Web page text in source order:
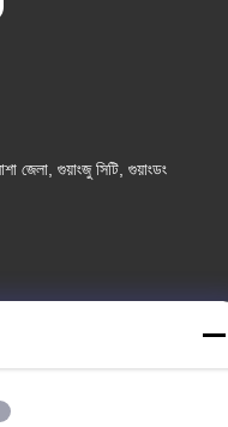
জেলা, গুয়াংজু সিটি, গুয়াংডং
ম্যাপ